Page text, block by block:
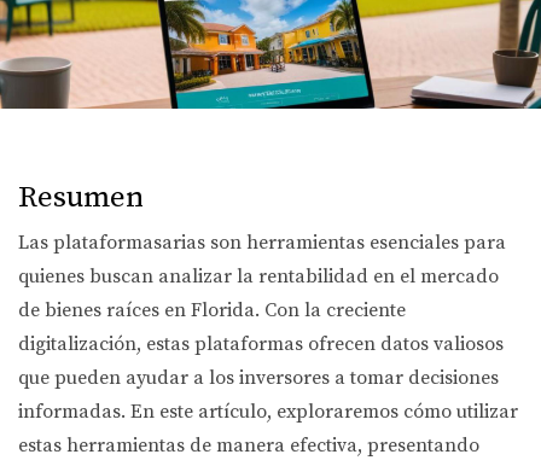
Resumen
Las plataformasarias son herramientas esenciales para
quienes buscan analizar la rentabilidad en el mercado
de bienes raíces en Florida. Con la creciente
digitalización, estas plataformas ofrecen datos valiosos
que pueden ayudar a los inversores a tomar decisiones
informadas. En este artículo, exploraremos cómo utilizar
estas herramientas de manera efectiva, presentando